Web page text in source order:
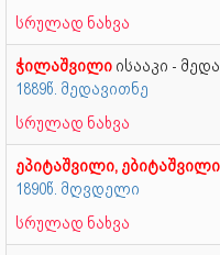
სრულად ნახვა
ჭილაშვილი ისააკი -
1889წ. მედავითნე
სრულად ნახვა
ეპიტაშვილი, ებიტაშვილი
1890წ. მღვდელი
სრულად ნახვა